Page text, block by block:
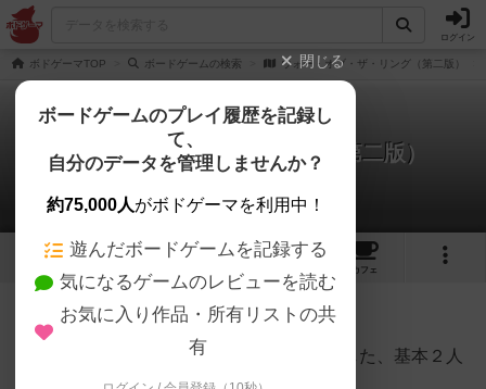
ログイン
ボドゲーマTOP ボードゲームの検索 ウォー・オブ・ザ・リング（第二版）
ウォー・オブ・ザ・リング（第二版）
ゴーダさんのルール/インスト
4 1 1
カフェ
196名 2名 0 約2年前
J.R.R.トールキンの「指輪物語」を原作とした、基本２人
用の非対称ゲームです。
閉じる
ボードゲームのプレイ履歴を記録し
て、
自分のデータを管理しませんか？
約75,000人がボドゲーマを利用中！
遊んだボードゲームを記録する
気になるゲームのレビューを読む
お気に入り作品・所有リストの共
有